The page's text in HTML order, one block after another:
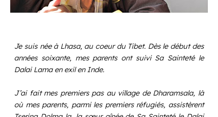
Je suis née à Lhasa, au coeur du Tibet. Dès le début des
années soixante, mes parents ont suivi Sa Sainteté le
Dalai Lama en exil en Inde.
J’ai fait mes premiers pas au village de Dharamsala, là
où mes parents, parmi les premiers réfugiés, assistèrent